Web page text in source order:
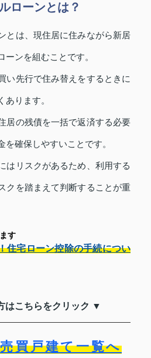
ローンとは？
とは、現住居に住みながら新居
ーンを組むことです。
い先行で住み替えをするときに
ります。
居の残債を一括で返済する必要
を確保しやすいことです。
はリスクがあるため、利用する
クを踏まえて判断することが重
す
住宅ローン控除の手続につい
はこちらをクリック ▼
買戸建て一覧へ